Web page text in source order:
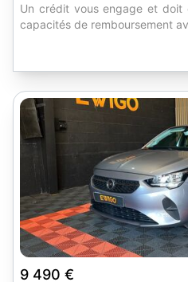
Un crédit vous engage et doit
capacités de remboursement
9 490 €